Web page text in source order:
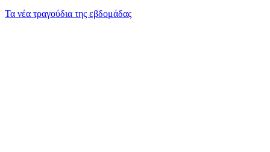
Τα νέα τραγούδια της εβδομάδας